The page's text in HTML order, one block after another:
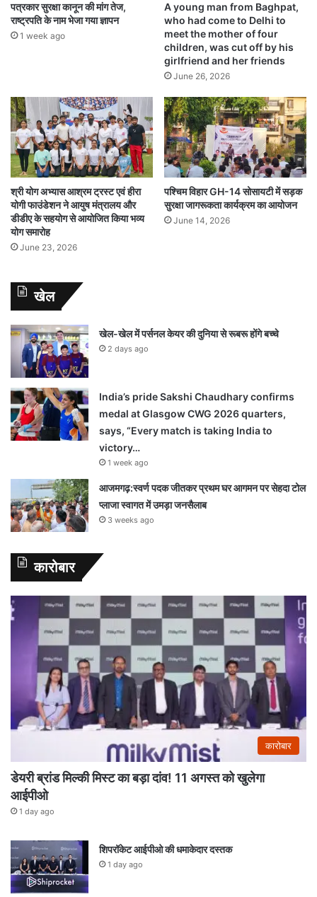
पत्रकार सुरक्षा कानून की मांग तेज,
राष्ट्रपति के नाम भेजा गया ज्ञापन
1 week ago
A young man from Baghpat,
who had come to Delhi to
meet the mother of four
children, was cut off by his
girlfriend and her friends
June 26, 2026
श्री योग अभ्यास आश्रम ट्रस्ट एवं हीरा
योगी फाउंडेशन ने आयुष मंत्रालय और
डीडीए के सहयोग से आयोजित किया भव्य
योग समारोह
June 23, 2026
पश्चिम विहार GH-14 सोसायटी में सड़क
सुरक्षा जागरूकता कार्यक्रम का आयोजन
June 14, 2026
खेल
खेल-खेल में पर्सनल केयर की दुनिया से रूबरू होंगे बच्चे
2 days ago
India’s pride Sakshi Chaudhary confirms
medal at Glasgow CWG 2026 quarters,
says, “Every match is taking India to
victory…
1 week ago
आजमगढ़:स्वर्ण पदक जीतकर प्रथम घर आगमन पर सेहदा टोल
प्लाजा स्वागत में उमड़ा जनसैलाब
3 weeks ago
कारोबार
कारोबार
डेयरी ब्रांड मिल्की मिस्ट का बड़ा दांव! 11 अगस्त को खुलेगा
आईपीओ
1 day ago
शिपरॉकेट आईपीओ की धमाकेदार दस्तक
1 day ago